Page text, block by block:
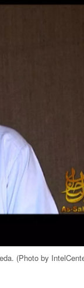
(Photo by